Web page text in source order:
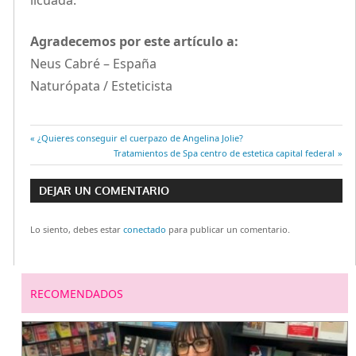
Agradecemos por este artículo a:
Neus Cabré – España
Naturópata / Esteticista
Navegación
de
entradas
Entrada
¿Quieres conseguir el cuerpazo de Angelina Jolie?
Entrada
siguiente:
Tratamientos de Spa centro de estetica capital federal
DEJAR UN COMENTARIO
Lo siento, debes estar conectado para publicar un comentario.
RECOMENDADOS